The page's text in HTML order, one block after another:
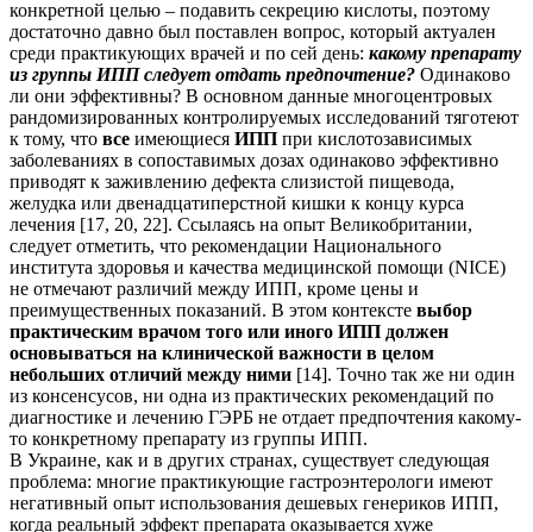
конкретной целью – подавить секрецию кислоты, поэтому
достаточно давно был поставлен вопрос, который актуален
среди практикующих врачей и по сей день: какому препарату
из группы ИПП следует отдать предпочтение? Одинаково
ли они эффективны? В основном данные многоцентровых
рандомизированных контролируемых исследований тяготеют
к тому, что все имеющиеся ИПП при кислотозависимых
заболеваниях в сопоставимых дозах одинаково эффективно
приводят к заживлению дефекта слизистой пищевода,
желудка или двенадцатиперстной кишки к концу курса
лечения [17, 20, 22]. Ссылаясь на опыт Великобритании,
следует отметить, что рекомендации Национального
института здоровья и качества медицинской помощи (NICE)
не отмечают различий между ИПП, кроме цены и
преимущественных показаний. В этом контексте выбор
практическим врачом того или иного ИПП должен
основываться на клинической важности в целом
небольших отличий между ними [14]. Точно так же ни один
из консенсусов, ни одна из практических рекомендаций по
диагностике и лечению ГЭРБ не отдает предпочтения какому-
то конкретному препарату из группы ИПП.
В Украине, как и в других странах, существует следующая
проблема: многие практикующие гастроэнтерологи имеют
негативный опыт использования дешевых генериков ИПП,
когда реальный эффект препарата оказывается хуже